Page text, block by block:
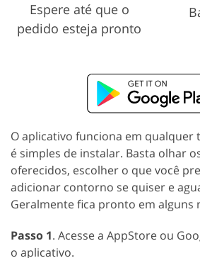
Espere até que o
pedido esteja pronto
O aplicativo funciona em qualquer
é simples de instalar. Basta olhar
oferecidos, escolher o que você
adicionar contorno se quiser e
Geralmente fica pronto em alguns
Passo 1. Acesse a AppStore ou
o aplicativo.